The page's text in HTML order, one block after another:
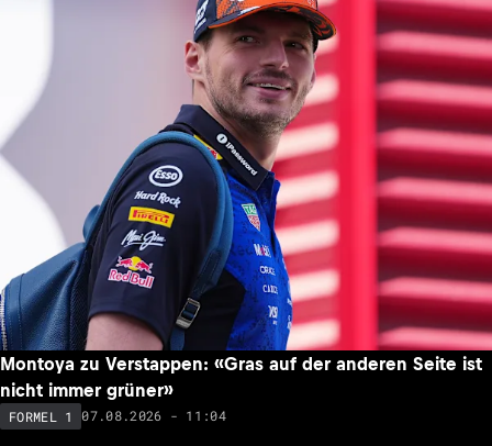
Montoya zu Verstappen: «Gras auf der anderen Seite ist
nicht immer grüner»
FORMEL 1 07.08.2026 - 11:04